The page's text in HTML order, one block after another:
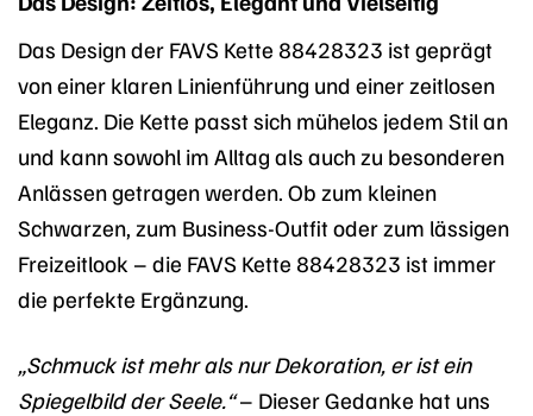
Das Design der FAVS Kette 88428323 ist geprägt
von einer klaren Linienführung und einer zeitlosen
Eleganz. Die Kette passt sich mühelos jedem Stil an
und kann sowohl im Alltag als auch zu besonderen
Anlässen getragen werden. Ob zum kleinen
Schwarzen, zum Business-Outfit oder zum lässigen
Freizeitlook – die FAVS Kette 88428323 ist immer
die perfekte Ergänzung.
„Schmuck ist mehr als nur Dekoration, er ist ein
Spiegelbild der Seele.“– Dieser Gedanke hat uns